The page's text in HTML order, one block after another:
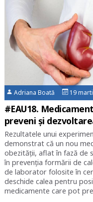
Adriana Boată 19
#EAU18.
preveni și
Rezultatele unui
demonstrat că un nou
obezității, aflat în fază de
în prevenția formării de
de laborator folosite în
deschide calea pentru
medicamente care pot